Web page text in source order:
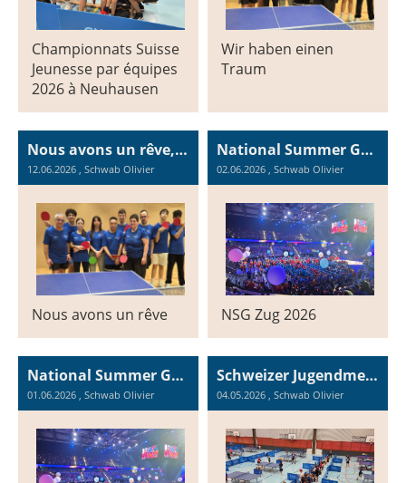
Championnats Suisse
Jeunesse par équipes
2026 à Neuhausen
Wir haben einen
Traum
Nous avons un rêve, Malmö en septembre 2026
12.06.2026 , Schwab Olivier
Nous avons un rêve
National Summer Games Zug 2026
02.06.2026 , Schwab Olivier
NSG Zug 2026
National Summer Games Zug 2026
01.06.2026 , Schwab Olivier
Schweizer Jugendmeisterschaften 2026 in Neuhausen, 2. und 3. Mai 2026
04.05.2026 , Schwab Olivier